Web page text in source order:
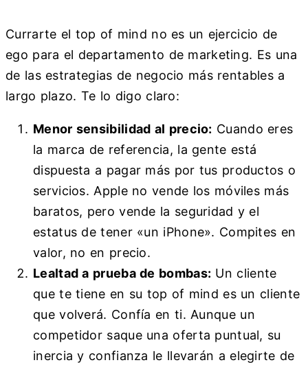
Currarte el top of mind no es un ejercicio de
ego para el departamento de marketing. Es una
de las estrategias de negocio más rentables a
largo plazo. Te lo digo claro:
Menor sensibilidad al precio: Cuando eres
la marca de referencia, la gente está
dispuesta a pagar más por tus productos o
servicios. Apple no vende los móviles más
baratos, pero vende la seguridad y el
estatus de tener «un iPhone». Compites en
valor, no en precio.
Lealtad a prueba de bombas: Un cliente
que te tiene en su top of mind es un cliente
que volverá. Confía en ti. Aunque un
competidor saque una oferta puntual, su
inercia y confianza le llevarán a elegirte de